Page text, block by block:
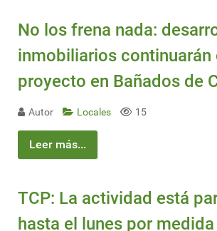
No los frena nada:
inmobiliarios continuarán
proyecto en Bañados de
Autor Locales 15
Leer más...
TCP: La actividad está
hasta el lunes por medida